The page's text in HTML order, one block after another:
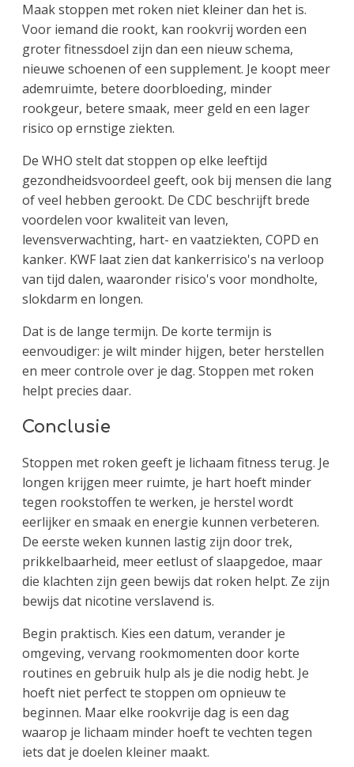
Maak stoppen met roken niet kleiner dan het is.
Voor iemand die rookt, kan rookvrij worden een
groter fitnessdoel zijn dan een nieuw schema,
nieuwe schoenen of een supplement. Je koopt meer
ademruimte, betere doorbloeding, minder
rookgeur, betere smaak, meer geld en een lager
risico op ernstige ziekten.
De WHO stelt dat stoppen op elke leeftijd
gezondheidsvoordeel geeft, ook bij mensen die lang
of veel hebben gerookt. De CDC beschrijft brede
voordelen voor kwaliteit van leven,
levensverwachting, hart- en vaatziekten, COPD en
kanker. KWF laat zien dat kankerrisico's na verloop
van tijd dalen, waaronder risico's voor mondholte,
slokdarm en longen.
Dat is de lange termijn. De korte termijn is
eenvoudiger: je wilt minder hijgen, beter herstellen
en meer controle over je dag. Stoppen met roken
helpt precies daar.
Conclusie
Stoppen met roken geeft je lichaam fitness terug. Je
longen krijgen meer ruimte, je hart hoeft minder
tegen rookstoffen te werken, je herstel wordt
eerlijker en smaak en energie kunnen verbeteren.
De eerste weken kunnen lastig zijn door trek,
prikkelbaarheid, meer eetlust of slaapgedoe, maar
die klachten zijn geen bewijs dat roken helpt. Ze zijn
bewijs dat nicotine verslavend is.
Begin praktisch. Kies een datum, verander je
omgeving, vervang rookmomenten door korte
routines en gebruik hulp als je die nodig hebt. Je
hoeft niet perfect te stoppen om opnieuw te
beginnen. Maar elke rookvrije dag is een dag
waarop je lichaam minder hoeft te vechten tegen
iets dat je doelen kleiner maakt.